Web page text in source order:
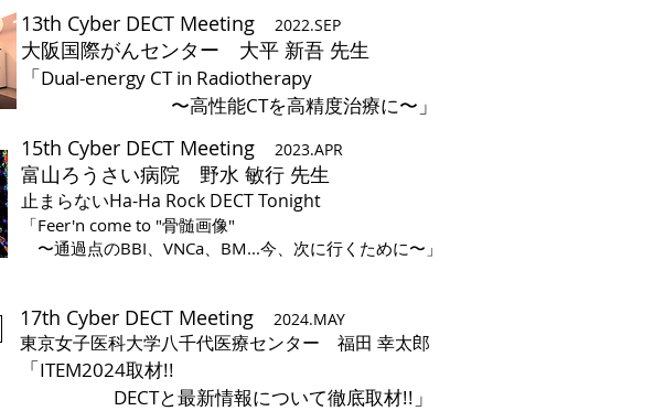
13th Cyber DECT Meeting 2022.SEP
​大阪国際がんセンター 大平 新吾 先生
​「Dual-energy CT in Radiotherapy
​ 〜高性能CTを高精度治療に〜 」
15th Cyber DECT Meeting 2023.APR
​富山ろうさい病院 野水 敏行 先生
止まらないHa-Ha Rock DECT Tonight
​「Feer'n come to "骨髄画像"
​ 〜通過点のBBI、VNCa、BM...今、次に行くために〜 」
17th Cyber DECT Meeting 2024.MAY
​東京女子医科大学八千代医療センター 福田 幸太郎
​「ITEM2024取材!!
DECTと最新情報について徹底取材!! 」